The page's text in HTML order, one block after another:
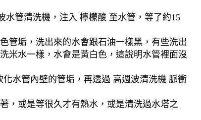
管清洗機，注入 檸檬酸 至水管，等了約15
管垢，洗出來的水會跟石油一樣黑，有些洗出
米水一樣，水會是黃白色，這說明水管裡面沒
水管內壁的管垢，再透過 高週波清洗機 脈衝
，或是等很久才有熱水，或是清洗過水塔之